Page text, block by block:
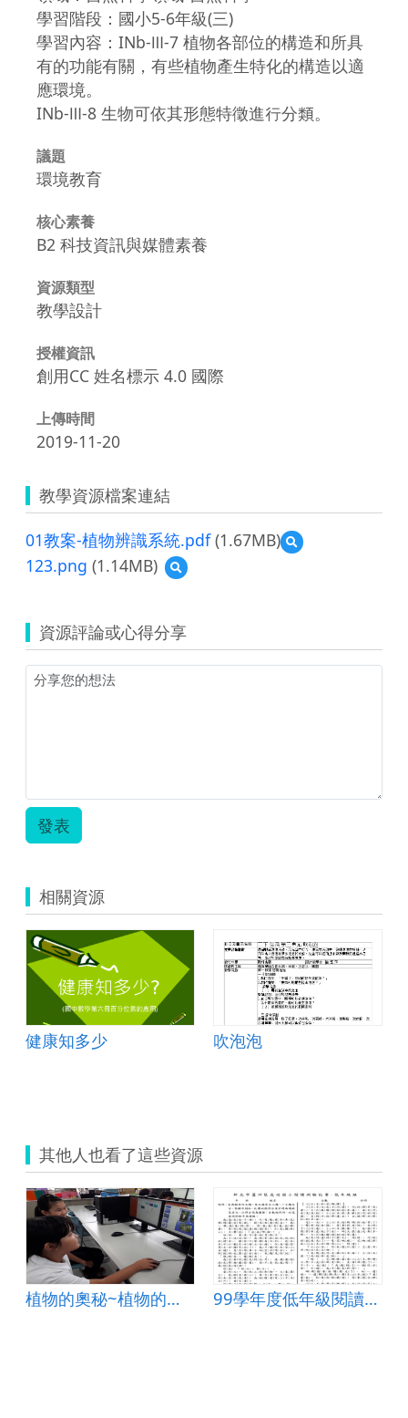
學習階段：國小5-6年級(三)
學習內容：INb-Ⅲ-7 植物各部位的構造和所具
有的功能有關，有些植物產生特化的構造以適
應環境。
INb-Ⅲ-8 生物可依其形態特徵進行分類。
議題
環境教育
核心素養
B2 科技資訊與媒體素養
資源類型
教學設計
授權資訊
創用CC 姓名標示 4.0 國際
上傳時間
2019-11-20
教學資源檔案連結
01教案-植物辨識系統.pdf(1.67MB)
預
覽
辨
123.png (1.14MB)
預
覽
資源評論或心得分享
發表
相關資源
健康知多少 吹泡泡
其他人也看了這些資源
植物的奧秘~植物的構造和功能 99學年度低年級閱讀測驗